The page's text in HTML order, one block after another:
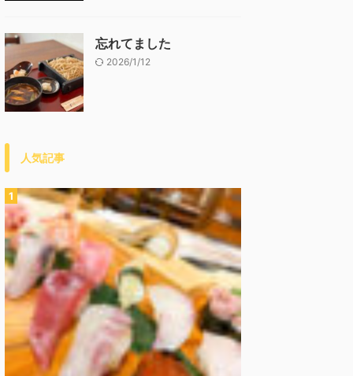
忘れてました
2026/1/12
人気記事